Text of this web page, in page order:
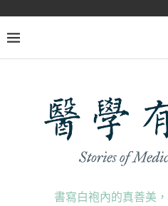
書寫白袍內的真善美